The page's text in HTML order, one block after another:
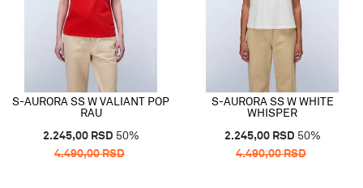
S-AURORA SS W VALIANT POP
RAU
2.245,00 RSD 50%
4.490,00RSD
S-AURORA SS W WHITE
WHISPER
2.245,00 RSD 50%
4.490,00RSD